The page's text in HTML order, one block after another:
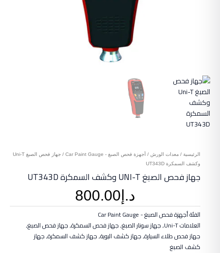
الرئيسية / معدات الورش / أجهزة فحص الصبغ - Car Paint Gauge
/ جهاز فحص الصبغ Uni-T
وكشف السمكرة UT343D
جهاز فحص الصبغ UNI-T وكشف السمكرة UT343D
د.إ800.00
الفئةأجهزة فحص الصبغ - Car Paint Gauge
العلاماتUni-T
,جهاز سونار الصبغ,جهاز فحص السمكرة,جهاز فحص الصبغ,
جهاز فحص طلاء السيارة,جهاز كشف البوية,جهاز كشف السمكرة,جهاز
كشف الصبغ